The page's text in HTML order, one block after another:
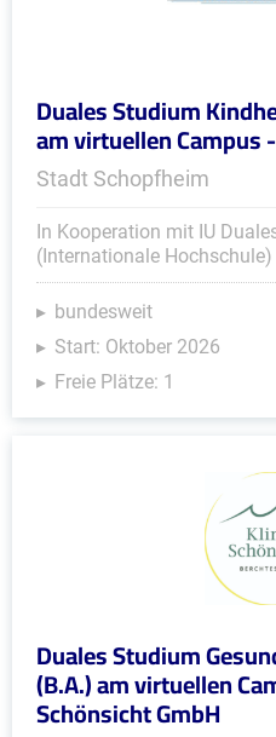
Duales Studium
am virtuellen Campus
Stadt Schopfheim
In Kooperation mit IU
(Internationale Hochschule)
bundesweit
Start: Oktober 2026
Freie Plätze: 1
Duales Studium
(B.A.) am virtuellen
Schönsicht GmbH